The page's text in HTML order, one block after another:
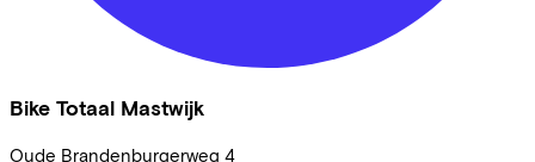
Bike Totaal Mastwijk
Oude Brandenburgerweg 4